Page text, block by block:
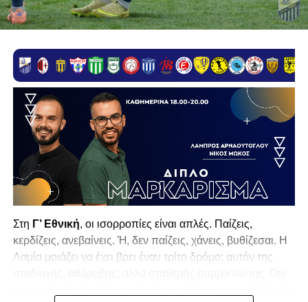
Στη Γ’ Εθνική, οι ισορροπίες είναι απλές. Παίζεις,
κερδίζεις, ανεβαίνεις. Ή, δεν παίζεις, χάνεις, βυθίζεσαι. Η
Λαμία μοιάζει να έχει βρει έναν τρίτο δρόμο: αυτόν της